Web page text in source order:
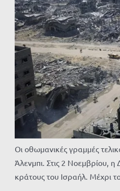
Οι οθωμανικές γραμμές
Άλενμπι. Στις 2 Νοεμβρίου,
κράτους του Ισραήλ. Μέχρι